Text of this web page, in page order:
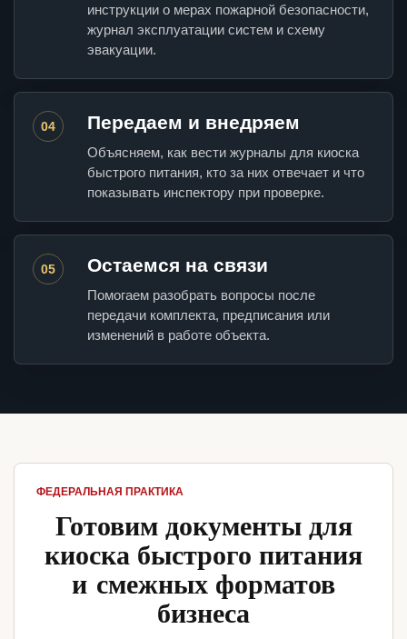
инструкции о мерах пожарной безопасности,
журнал эксплуатации систем и схему
эвакуации.
04 Передаем и внедряем
Объясняем, как вести журналы для киоска
быстрого питания, кто за них отвечает и что
показывать инспектору при проверке.
05 Остаемся на связи
Помогаем разобрать вопросы после
передачи комплекта, предписания или
изменений в работе объекта.
ФЕДЕРАЛЬНАЯ ПРАКТИКА
Готовим документы для
киоска быстрого питания
и смежных форматов
бизнеса